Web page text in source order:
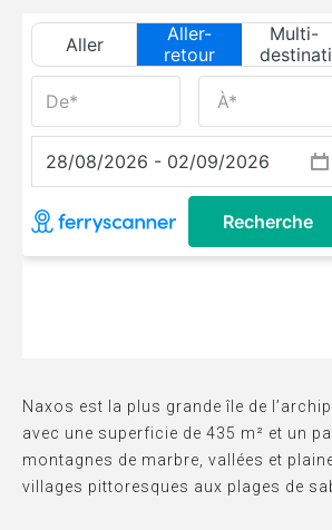
(DIRECTIONS TO OUR
Naxos est la plus grande île de
avec une superficie de 435 m² et un
montagnes de marbre, vallées et
villages pittoresques aux plages de